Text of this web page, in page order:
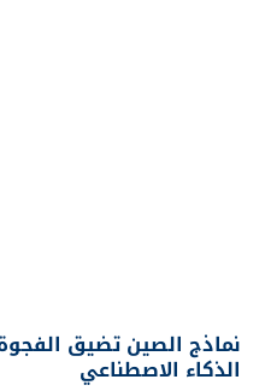
نماذج الصين تضيق
الذكاء الاصطناعي